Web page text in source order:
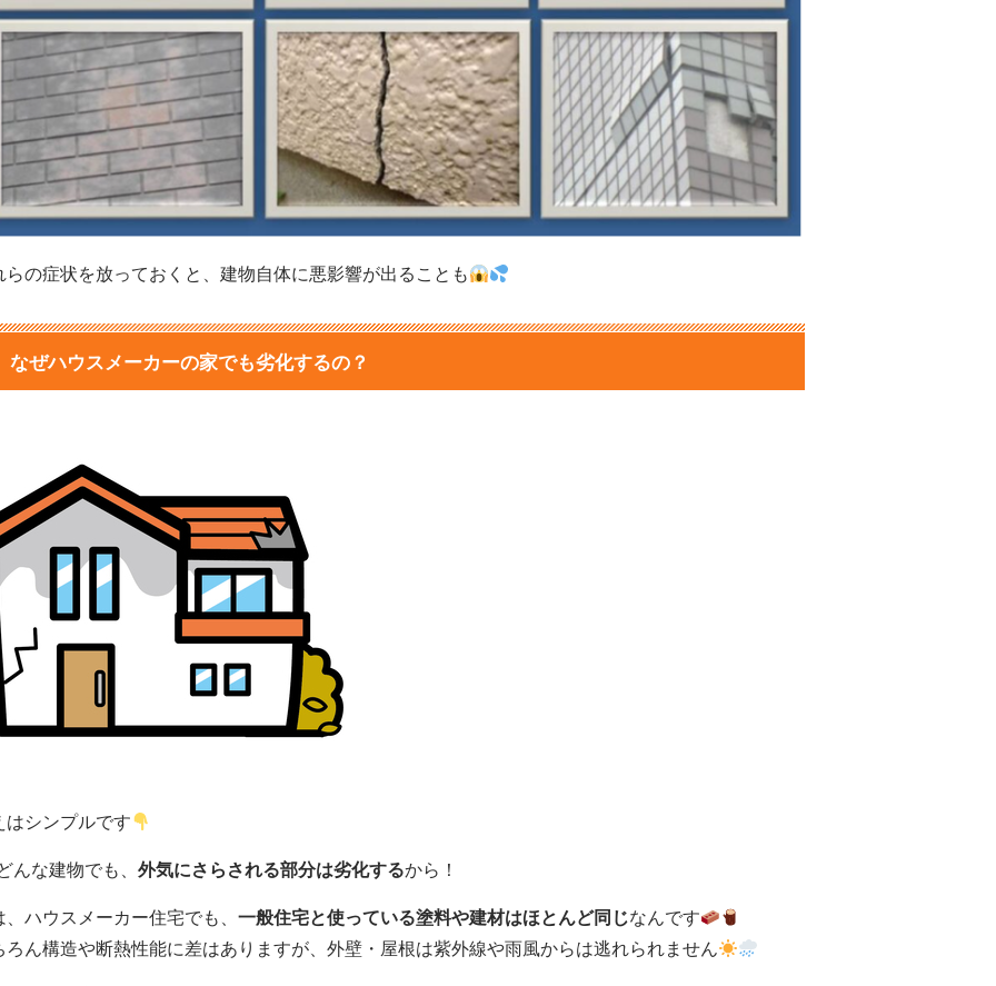
らの症状を放っておくと、建物自体に悪影響が出ることも
なぜハウスメーカーの家でも劣化するの？
はシンプルです
んな建物でも、外気にさらされる部分は劣化するから！
、ハウスメーカー住宅でも、 一般住宅と使っている塗料や建材はほとんど同じなんです
ろん構造や断熱性能に差はありますが、外壁・屋根は紫外線や雨風からは逃れられません